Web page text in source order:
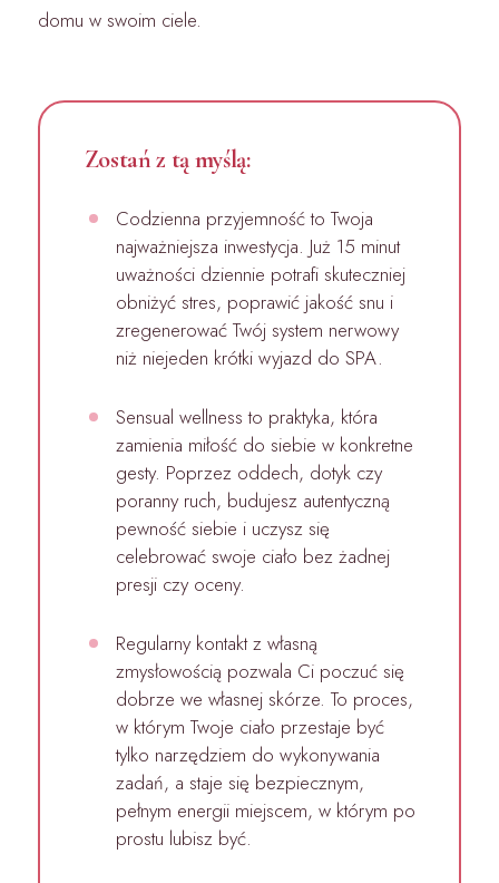
domu w swoim ciele.
Zostań z tą myślą:
Codzienna przyjemność to Twoja
najważniejsza inwestycja. Już 15 minut
uważności dziennie potrafi skuteczniej
obniżyć stres, poprawić jakość snu i
zregenerować Twój system nerwowy
niż niejeden krótki wyjazd do SPA.
Sensual wellness to praktyka, która
zamienia miłość do siebie w konkretne
gesty. Poprzez oddech, dotyk czy
poranny ruch, budujesz autentyczną
pewność siebie i uczysz się
celebrować swoje ciało bez żadnej
presji czy oceny.
Regularny kontakt z własną
zmysłowością pozwala Ci poczuć się
dobrze we własnej skórze. To proces,
w którym Twoje ciało przestaje być
tylko narzędziem do wykonywania
zadań, a staje się bezpiecznym,
pełnym energii miejscem, w którym po
prostu lubisz być.